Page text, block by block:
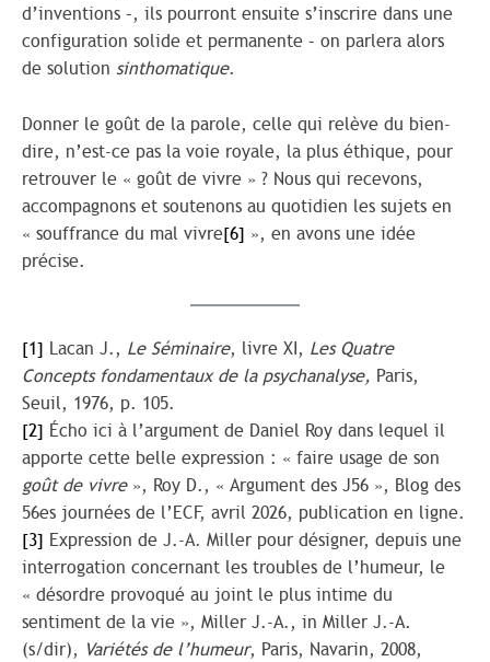
d’inventions –, ils pourront ensuite s’inscrire dans une
configuration solide et permanente – on parlera alors
de solution sinthomatique.
Donner le goût de la parole, celle qui relève du bien-
dire, n’est-ce pas la voie royale, la plus éthique, pour
retrouver le « goût de vivre » ? Nous qui recevons,
accompagnons et soutenons au quotidien les sujets en
« souffrance du mal vivre[6] », en avons une idée
précise.
[1] Lacan J., Le Séminaire, livre XI, Les Quatre
Concepts fondamentaux de la psychanalyse, Paris,
Seuil, 1976, p. 105.
[2] Écho ici à l’argument de Daniel Roy dans lequel il
apporte cette belle expression : « faire usage de son
goût de vivre», Roy D., « Argument des J56 », Blog des
56es journées de l’ECF, avril 2026, publication en ligne.
[3] Expression de J.-A. Miller pour désigner, depuis une
interrogation concernant les troubles de l’humeur, le
« désordre provoqué au joint le plus intime du
sentiment de la vie », Miller J.-A., in Miller J.-A.
(s/dir), Variétés de l’humeur, Paris, Navarin, 2008,